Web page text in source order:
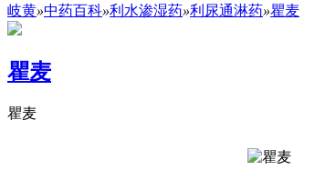
岐黄»中药百科»利水渗湿药»利尿通淋药»瞿麦
瞿麦
瞿麦